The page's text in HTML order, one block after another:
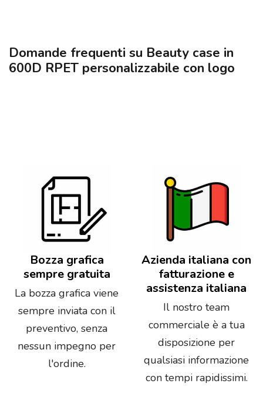
Domande frequenti su Beauty case in
600D RPET personalizzabile con logo
Bozza grafica
sempre gratuita
La bozza grafica viene
sempre inviata con il
preventivo, senza
nessun impegno per
l'ordine.
Azienda italiana con
fatturazione e
assistenza italiana
Il nostro team
commerciale è a tua
disposizione per
qualsiasi informazione
con tempi rapidissimi.